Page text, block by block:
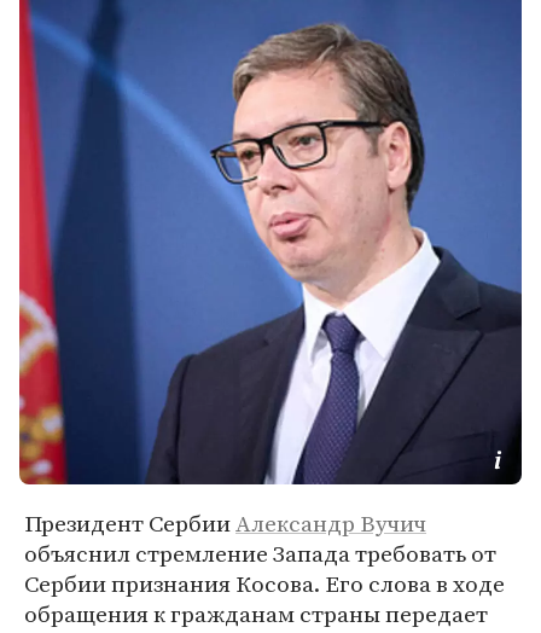
Президент СербииАлександр Вучич
объяснил стремление Запада требовать от
Сербии признания Косова. Его слова в ходе
обращения к гражданам страны передает